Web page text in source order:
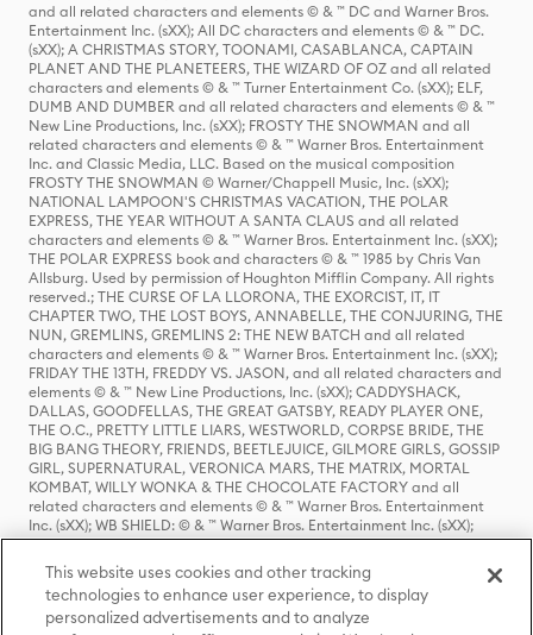
and all related characters and elements © & ™ DC and Warner Bros.
Entertainment Inc. (sXX); All DC characters and elements © & ™ DC.
(sXX); A CHRISTMAS STORY, TOONAMI, CASABLANCA, CAPTAIN
PLANET AND THE PLANETEERS, THE WIZARD OF OZ and all related
characters and elements © & ™ Turner Entertainment Co. (sXX); ELF,
DUMB AND DUMBER and all related characters and elements © & ™
New Line Productions, Inc. (sXX); FROSTY THE SNOWMAN and all
related characters and elements © & ™ Warner Bros. Entertainment
Inc. and Classic Media, LLC. Based on the musical composition
FROSTY THE SNOWMAN © Warner/Chappell Music, Inc. (sXX);
NATIONAL LAMPOON'S CHRISTMAS VACATION, THE POLAR
EXPRESS, THE YEAR WITHOUT A SANTA CLAUS and all related
characters and elements © & ™ Warner Bros. Entertainment Inc. (sXX);
THE POLAR EXPRESS book and characters © & ™ 1985 by Chris Van
Allsburg. Used by permission of Houghton Mifflin Company. All rights
reserved.; THE CURSE OF LA LLORONA, THE EXORCIST, IT, IT
CHAPTER TWO, THE LOST BOYS, ANNABELLE, THE CONJURING, THE
NUN, GREMLINS, GREMLINS 2: THE NEW BATCH and all related
characters and elements © & ™ Warner Bros. Entertainment Inc. (sXX);
FRIDAY THE 13TH, FREDDY VS. JASON, and all related characters and
elements © & ™ New Line Productions, Inc. (sXX); CADDYSHACK,
DALLAS, GOODFELLAS, THE GREAT GATSBY, READY PLAYER ONE,
THE O.C., PRETTY LITTLE LIARS, WESTWORLD, CORPSE BRIDE, THE
BIG BANG THEORY, FRIENDS, BEETLEJUICE, GILMORE GIRLS, GOSSIP
GIRL, SUPERNATURAL, VERONICA MARS, THE MATRIX, MORTAL
KOMBAT, WILLY WONKA & THE CHOCOLATE FACTORY and all
related characters and elements © & ™ Warner Bros. Entertainment
Inc. (sXX); WB SHIELD: © & ™ Warner Bros. Entertainment Inc. (sXX);
HOUSE OF THE DRAGON, GAME OF THRONES, and all related
characters and elements © & ™ Home Box Office, Inc. (sXX); CHILLING
ADVENTURES OF SABRINA, RIVERDALE © & ™ Warner Bros.
Entertainment Inc. Archie Comics and all related characters and
elements © & ™ Archie Comic Publications, Inc. Used with permission.
This website uses cookies and other tracking
technologies to enhance user experience, to display
personalized advertisements and to analyze